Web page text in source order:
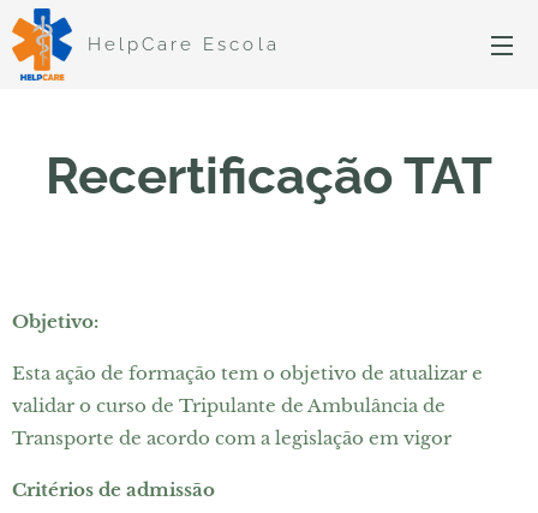
HelpCare Escola
Recertificação TAT
Objetivo:
Esta ação de formação tem o objetivo de atualizar e
validar o curso de Tripulante de Ambulância de
Transporte de acordo com a legislação em vigor
Critérios de admissão